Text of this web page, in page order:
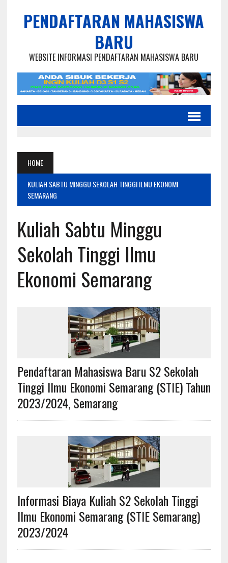
PENDAFTARAN MAHASISWA
BARU
WEBSITE INFORMASI PENDAFTARAN MAHASISWA BARU
HOME
KULIAH SABTU MINGGU SEKOLAH TINGGI ILMU EKONOMI
SEMARANG
Kuliah Sabtu Minggu
Sekolah Tinggi Ilmu
Ekonomi Semarang
Pendaftaran Mahasiswa Baru S2 Sekolah
Tinggi Ilmu Ekonomi Semarang (STIE) Tahun
2023/2024, Semarang
Informasi Biaya Kuliah S2 Sekolah Tinggi
Ilmu Ekonomi Semarang (STIE Semarang)
2023/2024